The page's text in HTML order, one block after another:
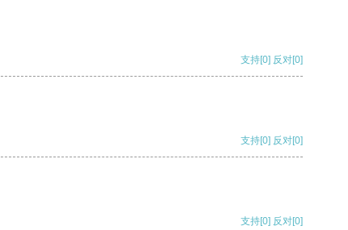
支持[0] 反对[0]
支持[0] 反对[0]
支持[0] 反对[0]